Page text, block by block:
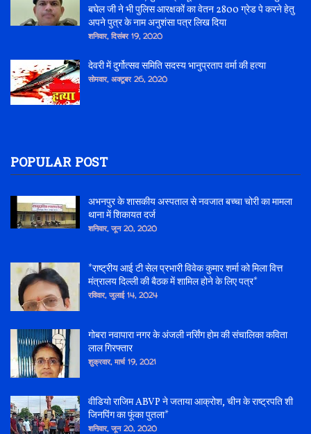
बघेल जी ने भी पुलिस आरक्षकों का वेतन 2800 ग्रेड पे करने हेतु
अपने पुत्र के नाम अनुशंसा पत्र लिख दिया
शनिवार, दिसंबर 19, 2020
देवरी में दुर्गोत्सव समिति सदस्य भानुप्रताप वर्मा की हत्या
सोमवार, अक्टूबर 26, 2020
POPULAR POST
अभनपुर के शासकीय अस्पताल से नवजात बच्चा चोरी का मामला
थाना में शिकायत दर्ज
शनिवार, जून 20, 2020
*राष्ट्रीय आई टी सेल प्रभारी विवेक कुमार शर्मा को मिला वित्त
मंत्रालय दिल्ली की बैठक में शामिल होने के लिए पत्र*
रविवार, जुलाई 14, 2024
गोबरा नवापारा नगर के अंजली नर्सिंग होम की संचालिका कविता
लाल गिरफ्तार
शुक्रवार, मार्च 19, 2021
वीडियो राजिम ABVP ने जताया आक्रोश, चीन के राष्ट्रपति शी
जिनपिंग का फूंका पुतला*
शनिवार, जून 20, 2020